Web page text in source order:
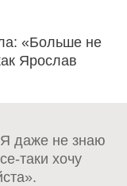
«Больше не
Ярослав
даже не знаю
таки хочу